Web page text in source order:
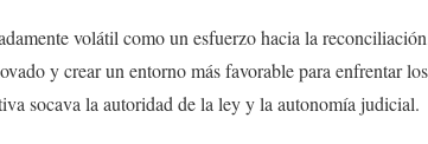
volátil como un esfuerzo hacia la
y crear un entorno más favorable para enfrentar
socava la autoridad de la ley y la autonomía judicial.